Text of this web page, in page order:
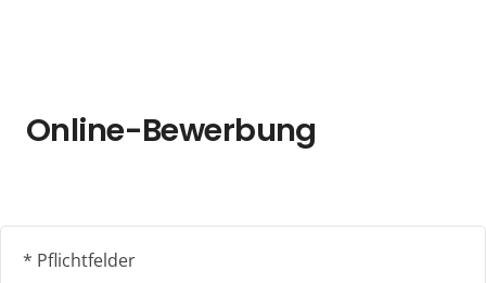
Online-Bewerbung
* Pflichtfelder